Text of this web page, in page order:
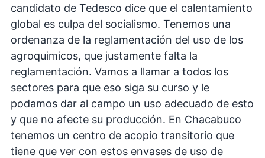
candidato de Tedesco dice que el calentamiento
global es culpa del socialismo. Tenemos una
ordenanza de la reglamentación del uso de los
agroquimicos, que justamente falta la
reglamentación. Vamos a llamar a todos los
sectores para que eso siga su curso y le
podamos dar al campo un uso adecuado de esto
y que no afecte su producción. En Chacabuco
tenemos un centro de acopio transitorio que
tiene que ver con estos envases de uso de